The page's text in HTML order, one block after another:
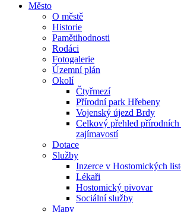
Město
O městě
Historie
Pamětihodnosti
Rodáci
Fotogalerie
Územní plán
Okolí
Čtyřmezí
Přírodní park Hřebeny
Vojenský újezd Brdy
Celkový přehled
zajímavostí
Dotace
Služby
Inzerce v Hostomických
Lékaři
Hostomický pivovar
Sociální služby
Mapy